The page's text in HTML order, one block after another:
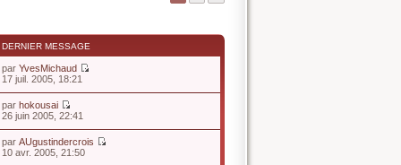
DERNIER MESSAGE
par YvesMichaud
e
d
17 juil. 2005, 18:21
par hokousai
V
r
l
26 juin 2005, 22:41
par AUgustindercrois
10 avr. 2005, 21:50